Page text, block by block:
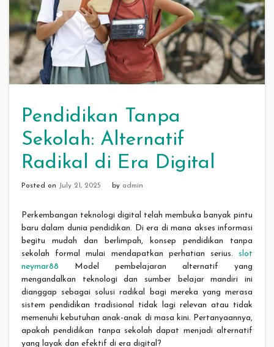
Pendidikan Tanpa
Sekolah: Alternatif
Radikal di Era Digital
Posted on July 21, 2025 by admin
Perkembangan teknologi digital telah membuka banyak pintu
baru dalam dunia pendidikan. Di era di mana akses informasi
begitu mudah dan berlimpah, konsep pendidikan tanpa
sekolah formal mulai mendapatkan perhatian serius. slot
neymar88 Model pembelajaran alternatif yang
mengandalkan teknologi dan sumber belajar mandiri ini
dianggap sebagai solusi radikal bagi mereka yang merasa
sistem pendidikan tradisional tidak lagi relevan atau tidak
memenuhi kebutuhan anak-anak di masa kini. Pertanyaannya,
apakah pendidikan tanpa sekolah dapat menjadi alternatif
yang layak dan efektif di era digital?